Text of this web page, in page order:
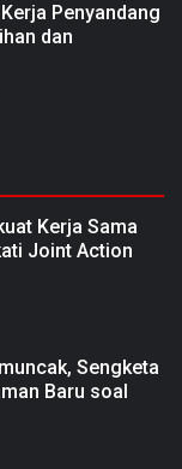
Penyandang
dan
Kerja Sama
Joint Action
Sengketa
Baru soal